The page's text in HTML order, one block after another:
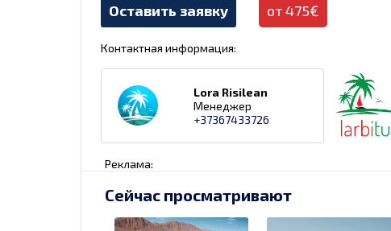
Оставить заявку от 475€
Контактная информация:
Lora Risilean
Менеджер
+37367433726
Реклама:
Сейчас просматривают